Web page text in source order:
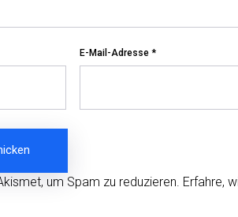
E-Mail-Adresse *
um Spam zu reduzieren. Erfahre,